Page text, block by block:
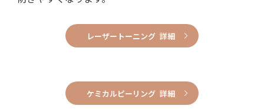
レーザートーニング 詳細
ケミカルピーリング 詳細